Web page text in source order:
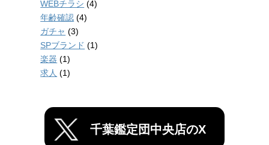
WEBチラシ (4)
年齢確認 (4)
ガチャ (3)
SPブランド (1)
楽器 (1)
求人 (1)
千葉鑑定団中央店のX